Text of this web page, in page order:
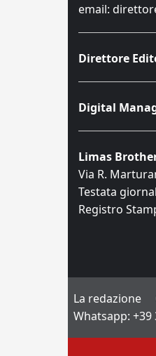
email:
Direttore
Digital
Limas
Via R.
Testata
Registro
La redazione
Whatsapp: +39